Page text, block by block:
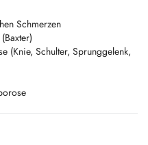
Schmerzen
(Knie, Schulter, Sprunggelenk,